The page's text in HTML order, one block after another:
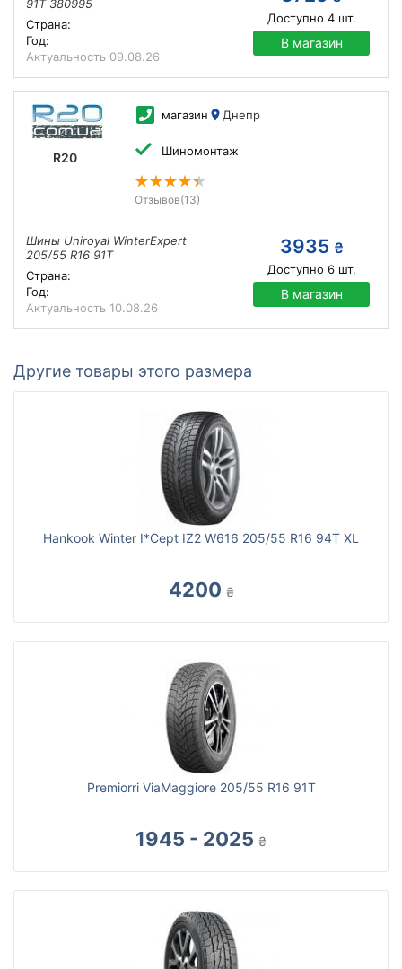
91T 380995
Страна:
Год:
Актуальность 09.08.26
Доступно 4шт.
В магазин
R20
магазин Днепр
Шиномонтаж
Отзывов(13)
Шины Uniroyal WinterExpert
205/55 R16 91T
Страна:
Год:
Актуальность 10.08.26
3935 ₴
Доступно 6шт.
В магазин
Другие товары этого размера
Hankook Winter I*Cept IZ2 W616 205/55 R16 94T XL
4200 ₴
Premiorri ViaMaggiore 205/55 R16 91T
1945 - 2025 ₴